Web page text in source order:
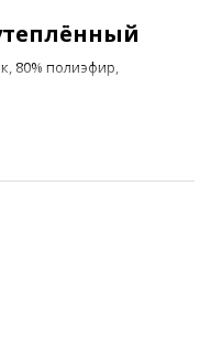
80% полиэфир,
пл. 200 г/м²,